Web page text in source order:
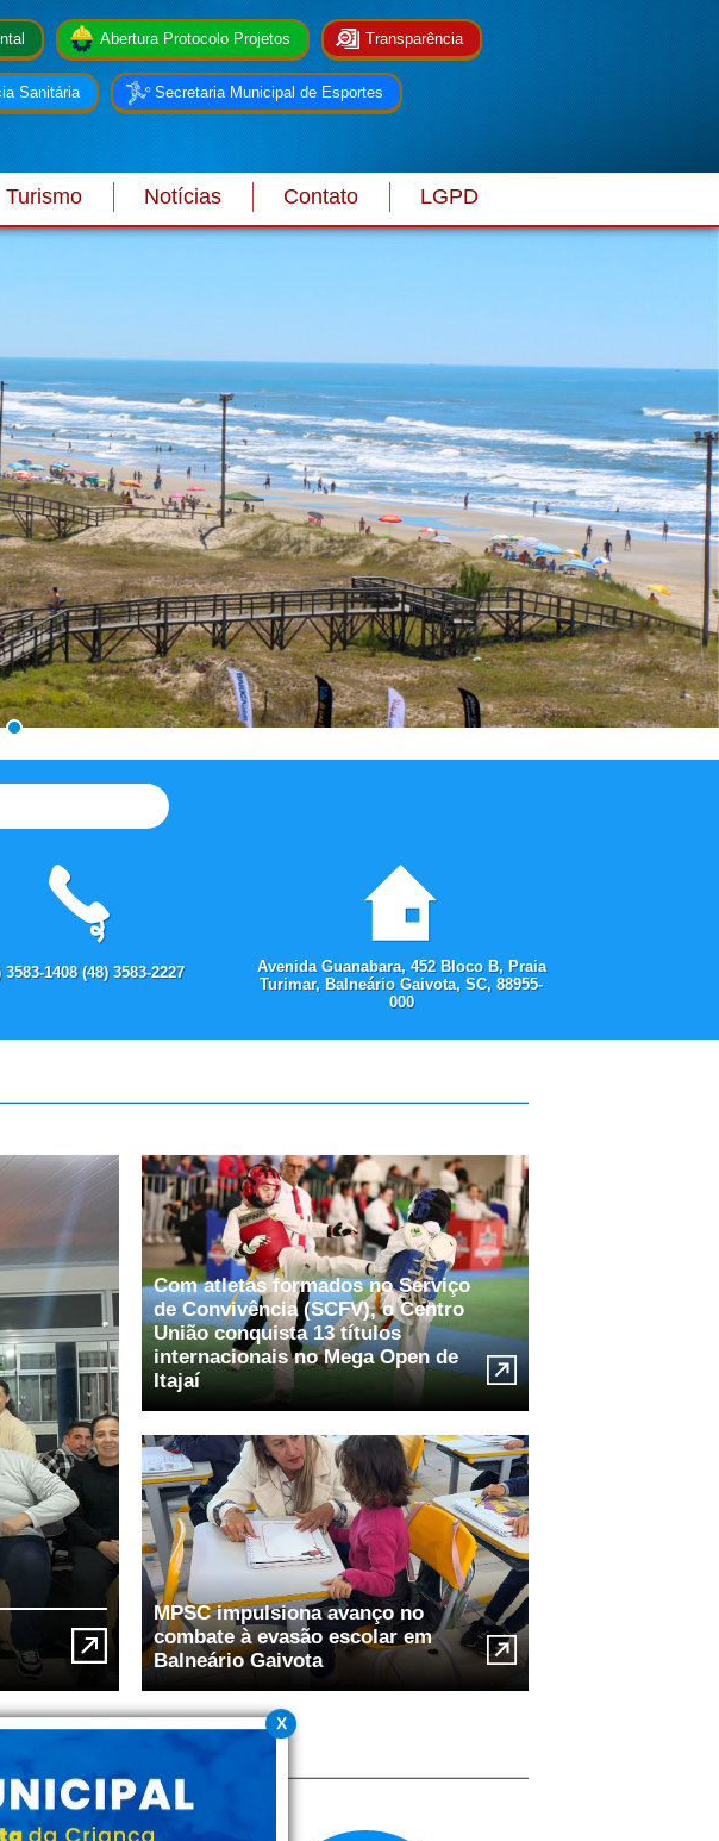
X
Abertura Protocolo Projetos Transparência
Sanitária Secretaria Municipal de Esportes
Turismo Notícias Contato LGPD
3583-1408 (48) 3583-2227
Avenida Guanabara, 452 Bloco B, Praia
Turimar, Balneário Gaivota, SC, 88955-
000
Com atletas formados no Serviço
de Convivência (SCFV), o Centro
União conquista 13 títulos
internacionais no Mega Open de
Itajaí
MPSC impulsiona avanço no
combate à evasão escolar em
Balneário Gaivota